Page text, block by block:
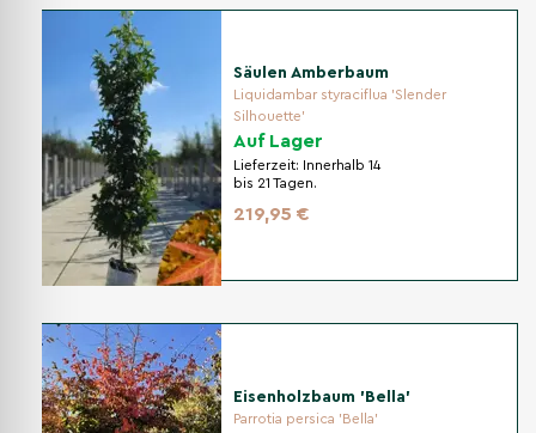
Säulen Amberbaum
Liquidambar styraciflua 'Slender
Silhouette'
Auf Lager
Lieferzeit:
Innerhalb 14
bis 21 Tagen.
219,95 €
Eisenholzbaum 'Bella'
Parrotia persica 'Bella'